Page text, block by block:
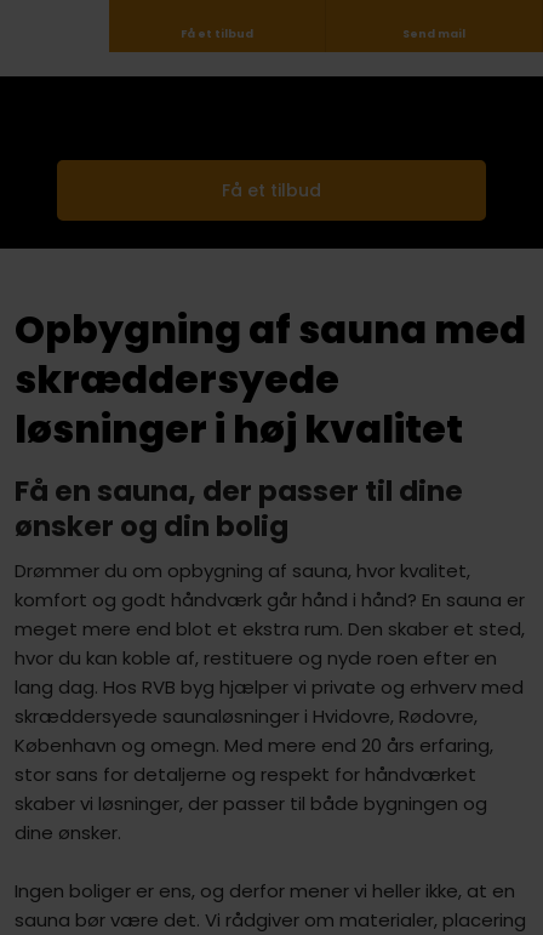
Få et tilbud​
Få et tilbud Send mail
Opbygning af sauna med
skræddersyede
løsninger i høj kvalitet​
Få en sauna, der passer til dine
ønsker og din bolig​
Drømmer du om opbygning af sauna, hvor kvalitet,
komfort og godt håndværk går hånd i hånd? En sauna er
meget mere end blot et ekstra rum. Den skaber et sted,
hvor du kan koble af, restituere og nyde roen efter en
lang dag. Hos RVB byg hjælper vi private og erhverv med
skræddersyede saunaløsninger i Hvidovre, Rødovre,
København og omegn. Med mere end 20 års erfaring,
stor sans for detaljerne og respekt for håndværket
skaber vi løsninger, der passer til både bygningen og
dine ønsker.
Ingen boliger er ens, og derfor mener vi heller ikke, at en
sauna bør være det. Vi rådgiver om materialer, placering